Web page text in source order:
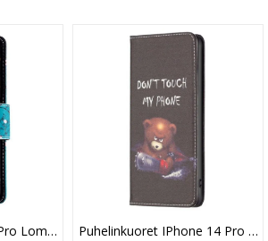
Lompakkokuori Tree Lompakko
Puhelinkuoret IPhone 14 Pro